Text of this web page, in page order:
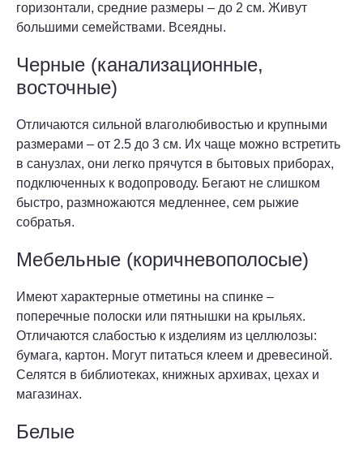
горизонтали, средние размеры – до 2 см. Живут
большими семействами. Всеядны.
Черные (канализационные,
восточные)
Отличаются сильной влаголюбивостью и крупными
размерами – от 2.5 до 3 см. Их чаще можно встретить
в санузлах, они легко прячутся в бытовых приборах,
подключенных к водопроводу. Бегают не слишком
быстро, размножаются медленнее, сем рыжие
собратья.
Мебельные (коричневополосые)
Имеют характерные отметины на спинке –
поперечные полоски или пятнышки на крыльях.
Отличаются слабостью к изделиям из целлюлозы:
бумага, картон. Могут питаться клеем и древесиной.
Селятся в библиотеках, книжных архивах, цехах и
магазинах.
Белые